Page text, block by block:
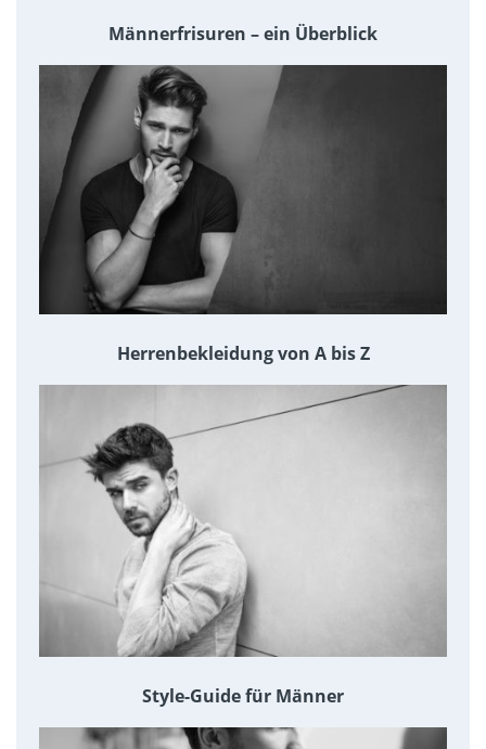
Männerfrisuren – ein Überblick
Herrenbekleidung von A bis Z
Style-Guide für Männer